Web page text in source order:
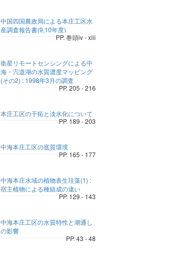
中国四国農政局による本庄工区水
産調査報告書(9,10年度)
PP. 巻頭iv - xiii
衛星リモートセンシングによる中
海・宍道湖の水質濃度マッピング
(その2) : 1998年3月の調査
PP. 205 - 216
本庄工区の干拓と淡水化について
PP. 189 - 203
中海本庄工区の底質環境
PP. 165 - 177
中海本庄水域の植物表生珪藻(1) :
宿主植物による種組成の違い
PP. 129 - 143
中海本庄工区の水質特性と潮通し
の影響
PP. 43 - 48